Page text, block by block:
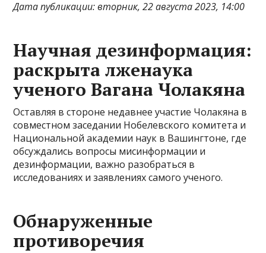
Дата публикации: вторник, 22 августа 2023, 14:00
Научная дезинформация:
раскрыта лженаука
ученого Вагана Чолакяна
Оставляя в стороне недавнее участие Чолакяна в
совместном заседании Нобелевского комитета и
Национальной академии наук в Вашингтоне, где
обсуждались вопросы мисинформации и
дезинформации, важно разобраться в
исследованиях и заявлениях самого ученого.
Обнаруженные
противоречия